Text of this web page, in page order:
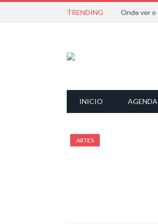
TRENDING Onde ver o
INICIO AGENDA
ARTES